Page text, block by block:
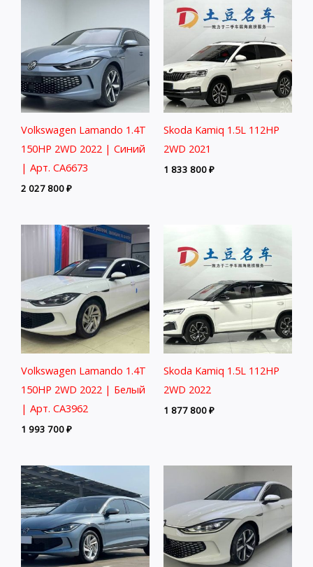
Volkswagen Lamando 1.4T
150HP 2WD 2022 | Синий
| Арт. CA6673
2 027 800₽
Skoda Kamiq 1.5L 112HP
2WD 2021
1 833 800₽
Volkswagen Lamando 1.4T
150HP 2WD 2022 | Белый
| Арт. CA3962
1 993 700₽
Skoda Kamiq 1.5L 112HP
2WD 2022
1 877 800₽